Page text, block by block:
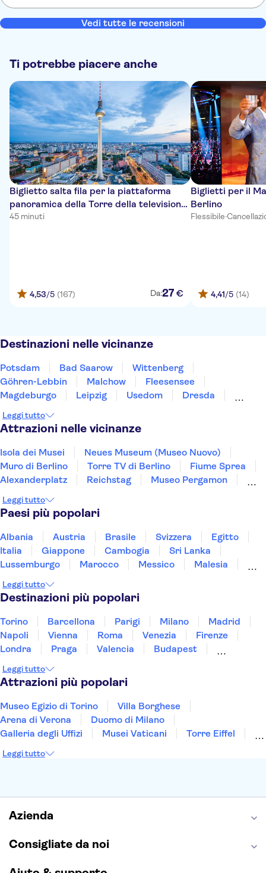
Vedi tutte le recensioni
Ti potrebbe piacere anche
Biglietto salta fila per la piattaforma
panoramica della Torre della televisione
di Berlino
45 minuti
4,53/5 (167) Da:27 €
Biglietti per il
Berlino
Flessibile·
4,41/5 (14)
Destinazioni nelle vicinanze
Potsdam Bad Saarow
Wittenberg
Göhren-Lebbin
Malchow
Fleesensee
Magdeburgo
Leipzig Usedom
Dresda
Chemnitz
Leggi tutto
Attrazioni nelle vicinanze
Isola dei Musei
Neues Museum (Museo Nuovo)
Muro di Berlino
Torre TV di Berlino
Fiume Sprea
Alexanderplatz
Reichstag
Museo Pergamon
Porto di Amburgo
Checkpoint Charlie a Berlino
Memoriale di Sachsenhausen
Elbphilharmonie
Leggi tutto
Paesi più popolari
Albania Austria Brasile Svizzera
Egitto
Italia
Giappone Cambogia
Sri Lanka
Lussemburgo
Marocco Messico
Malesia
Tunisia
Turchia Vietnam
Leggi tutto
Destinazioni più popolari
Torino Barcellona Parigi Milano
Madrid
Napoli
Vienna Roma Venezia
Firenze
Londra
Praga Valencia
Budapest
Palermo
Leggi tutto
Attrazioni più popolari
Museo Egizio di Torino
Villa Borghese
Arena di Verona
Duomo di Milano
Galleria degli Uffizi
Musei Vaticani
Torre Eiffel
Reggia di Caserta
Leggi tutto
Azienda
Consigliate da noi